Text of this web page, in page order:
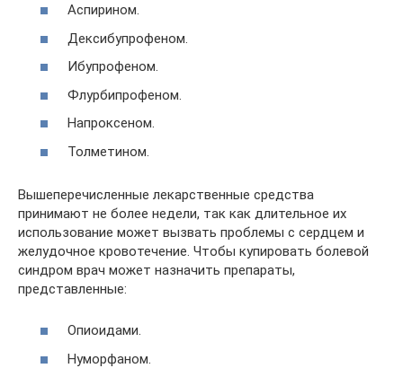
Аспирином.
Дексибупрофеном.
Ибупрофеном.
Флурбипрофеном.
Напроксеном.
Толметином.
Вышеперечисленные лекарственные средства
принимают не более недели, так как длительное их
использование может вызвать проблемы с сердцем и
желудочное кровотечение. Чтобы купировать болевой
синдром врач может назначить препараты,
представленные:
Опиоидами.
Нуморфаном.